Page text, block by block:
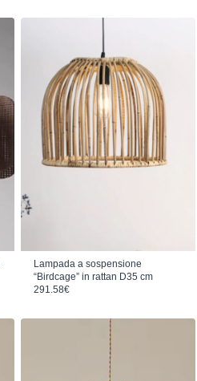
Lampada a sospensione
“Birdcage” in rattan D35 cm
291.58€